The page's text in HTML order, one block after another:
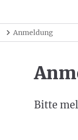
Anmeldung
Bitte